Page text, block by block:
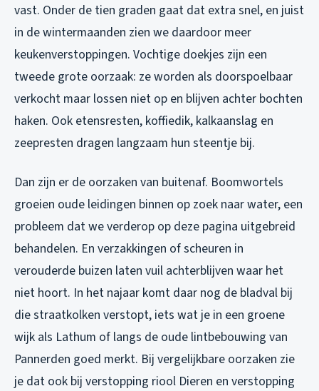
vast. Onder de tien graden gaat dat extra snel, en juist
in de wintermaanden zien we daardoor meer
keukenverstoppingen. Vochtige doekjes zijn een
tweede grote oorzaak: ze worden als doorspoelbaar
verkocht maar lossen niet op en blijven achter bochten
haken. Ook etensresten, koffiedik, kalkaanslag en
zeepresten dragen langzaam hun steentje bij.
Dan zijn er de oorzaken van buitenaf. Boomwortels
groeien oude leidingen binnen op zoek naar water, een
probleem dat we verderop op deze pagina uitgebreid
behandelen. En verzakkingen of scheuren in
verouderde buizen laten vuil achterblijven waar het
niet hoort. In het najaar komt daar nog de bladval bij
die straatkolken verstopt, iets wat je in een groene
wijk als Lathum of langs de oude lintbebouwing van
Pannerden goed merkt. Bij vergelijkbare oorzaken zie
je dat ook bij verstopping riool Dieren en verstopping